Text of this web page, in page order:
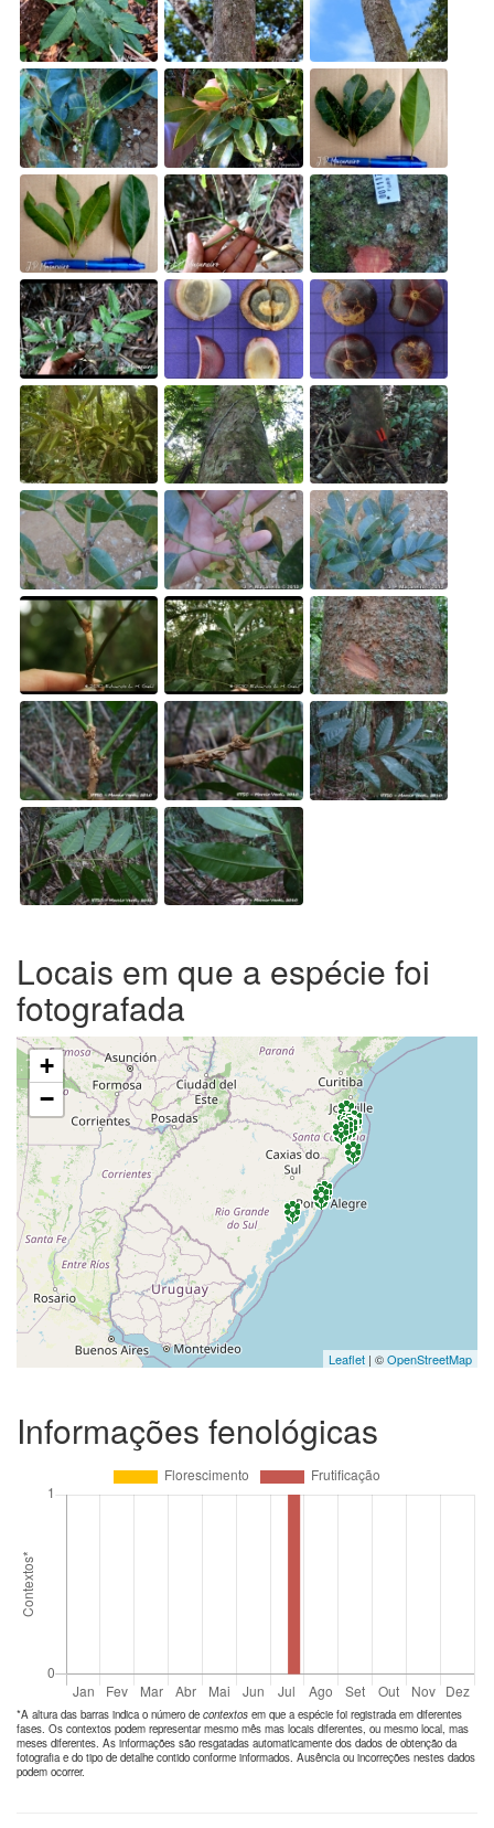
Locais em que a espécie foi
fotografada
+
−
Leaflet | ©OpenStreetMap
Informações fenológicas
*A altura das barras indica o número de contextos em que a espécie foi registrada em diferentes
fases. Os contextos podem representar mesmo mês mas locais diferentes, ou mesmo local, mas
meses diferentes. As informações são resgatadas automaticamente dos dados de obtenção da
fotografia e do tipo de detalhe contido conforme informados. Ausência ou incorreções nestes dados
podem ocorrer.